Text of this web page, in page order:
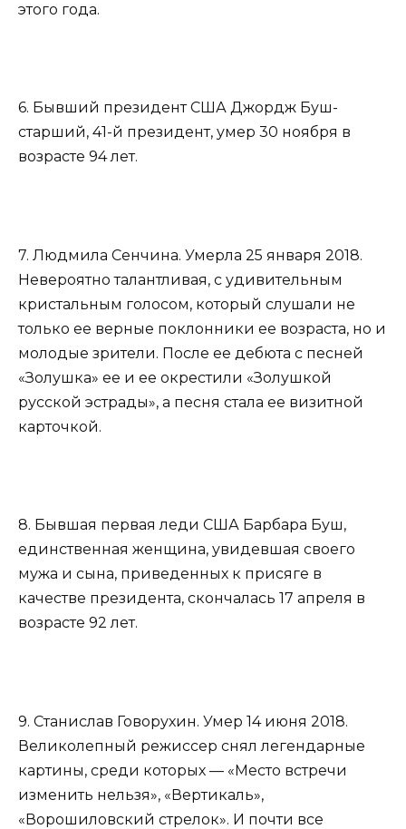
этого года.
6. Бывший президент США Джордж Буш-
старший, 41-й президент, умер 30 ноября в
возрасте 94 лет.
7. Людмила Сенчина. Умерла 25 января 2018.
Невероятно талантливая, с удивительным
кристальным голосом, который слушали не
только ее верные поклонники ее возраста, но и
молодые зрители. После ее дебюта с песней
«Золушка» ее и ее окрестили «Золушкой
русской эстрады», а песня стала ее визитной
карточкой.
8. Бывшая первая леди США Барбара Буш,
единственная женщина, увидевшая своего
мужа и сына, приведенных к присяге в
качестве президента, скончалась 17 апреля в
возрасте 92 лет.
9. Станислав Говорухин. Умер 14 июня 2018.
Великолепный режиссер снял легендарные
картины, среди которых — «Место встречи
изменить нельзя», «Вертикаль»,
«Ворошиловский стрелок». И почти все